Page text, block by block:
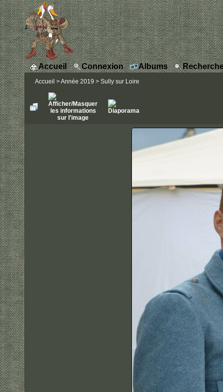
Accueil Connexion Albums
Accueil >Année 2019 > Sully sur Loire